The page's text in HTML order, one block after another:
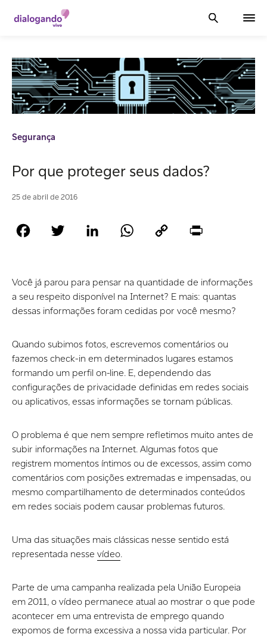
Segurança
Por que proteger seus dados?
25 de abril de 2016
Facebook Twitter LinkedIn WhatsAppCopy
Você já parou para pensar na quantidade de informações
a seu respeito disponível na Internet? E mais: quantas
dessas informações foram cedidas por você mesmo?
Quando subimos fotos, escrevemos comentários ou
fazemos check-in em determinados lugares estamos
formando um perfil on-line. E, dependendo das
configurações de privacidade definidas em redes sociais
ou aplicativos, essas informações se tornam públicas.
O problema é que nem sempre refletimos muito antes de
subir informações na Internet. Algumas fotos que
registrem momentos íntimos ou de excessos, assim como
comentários com posições extremadas e impensadas, ou
mesmo compartilhamento de determinados conteúdos
em redes sociais podem causar problemas futuros.
Uma das situações mais clássicas nesse sentido está
representada nesse vídeo.
Parte de uma campanha realizada pela União Europeia
em 2011, o vídeo permanece atual ao mostrar o que pode
acontecer em uma entrevista de emprego quando
expomos de forma excessiva a nossa vida particular. Por